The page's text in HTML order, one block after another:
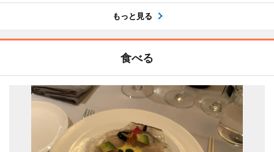
もっと見る
食べる